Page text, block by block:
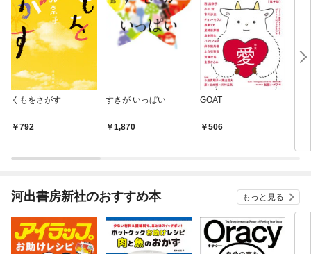
くもをさがす
792
すきが いっぱい
1,870
GOAT
506
夜
河出書房新社のおすすめ本 もっと見る